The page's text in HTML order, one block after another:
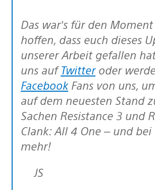
Das war’s für den Moment – wir
hoffen, dass euch dieses
unserer Arbeit gefallen
uns aufTwitteroder
FacebookFans von uns,
auf dem neuesten Stand
Sachen Resistance 3 und
Clank: All 4 One – und
mehr!
JS